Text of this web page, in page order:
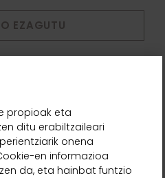
EZAGUTU
propioak eta
ditu erabiltzaileari
onena
en informazioa
da, eta hainbat funtzio